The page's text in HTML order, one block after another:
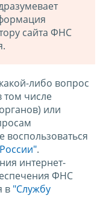
сайта ФНС
либо вопрос
том числе
или
.
интернет-
ФНС
в "Службу